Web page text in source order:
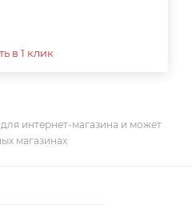
в 1 клик
интернет-магазина и может
магазинах